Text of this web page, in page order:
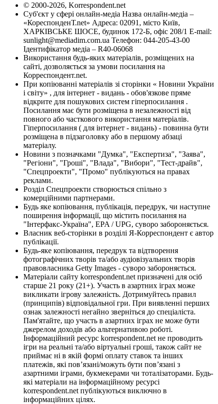
© 2000-2026, Korrespondent.net
Суб'єкт у сфері онлайн-медіа Назва онлайн-медіа –
«КореспонденТ.net» Адреса: 02091, місто Київ,
ХАРКІВСЬКЕ ШОСЕ, будинок 172-Б, офіс 208/1 E-mail:
sunlight@mediadim.com.ua Телефон: 044-205-43-00
Ідентифікатор медіа – R40-06068
Використання будь-яких матеріалів, розміщених на
сайті, дозволяється за умови посилання на
Корреспондент.net.
При копіюванні матеріалів зі сторінки « Новини України
і світу» , для інтернет - видань - обов'язкове пряме
відкрите для пошукових систем гіперпосилання .
Посилання має бути розміщена в незалежності від
повного або часткового використання матеріалів.
Гіперпосилання ( для інтернет - видань) - повинна бути
розміщена в підзаголовку або в першому абзаці
матеріалу.
Новини з позначками "Думка", "Експертиза", "Заява",
"Регіони", "Гроші", "Влада", "Вибори", "Тест-драйв",
"Спецпроекти", "Промо" публікуються на правах
реклами.
Розділ Спецпроекти створюється спільно з
комерційними партнерами.
Будь яке копіювання, публікація, передрук, чи наступне
поширення інформації, що містить посилання на
"Інтерфакс-Україна", EPA / UPG, суворо забороняється.
Власник веб-сторінки в розділі Я-Корреспондент є автор
публікації.
Будь-яке копіювання, передрук та відтворення
фотографічних творів та/або аудіовізуальних творів
правовласника Getty Images - суворо забороняється.
Матеріали сайту korrespondent.net призначені для осіб
старше 21 року (21+). Участь в азартних іграх може
викликати ігрову залежність. Дотримуйтесь правил
(принципів) відповідальної гри. При виявленні перших
ознак залежності негайно зверніться до спеціаліста.
Пам'ятайте, що участь в азартних іграх не може бути
джерелом доходів або альтернативою роботі.
Інформаційний ресурс korrespondent.net не проводить
ігри на реальні та/або віртуальні гроші, також сайт не
приймає ні в якій формі оплату ставок та інших
платежів, які пов’язані/можуть бути пов’язані з
азартними іграми, букмекерами чи тоталізаторами. Будь-
які матеріали на інформаційному ресурсі
korrespondent.net публікуються виключно в
інформаційних цілях.